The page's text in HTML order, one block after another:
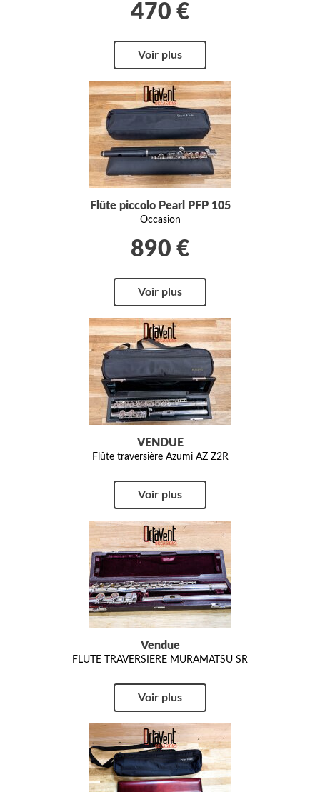
470 €
Voir plus
Flûte piccolo Pearl PFP 105
Occasion
890 €
Voir plus
VENDUE
Flûte traversière Azumi AZ Z2R
Voir plus
Vendue
FLUTE TRAVERSIERE MURAMATSU SR
Voir plus